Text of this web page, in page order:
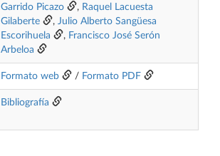
Garrido Picazo
, Raquel Lacuesta
Gilaberte
, Julio Alberto Sangüesa
Escorihuela
, Francisco José Serón
Arbeloa
Formato web / Formato PDF
Bibliografía